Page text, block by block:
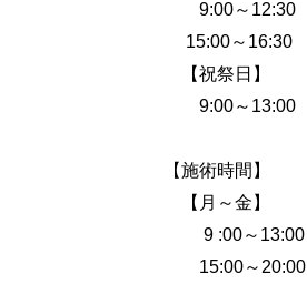
9:00～12:30
15:00～16:30
【祝祭日】
9:00～13:00
【施術時間】
【月～金】
9 :00～13:00
15:00～20:00